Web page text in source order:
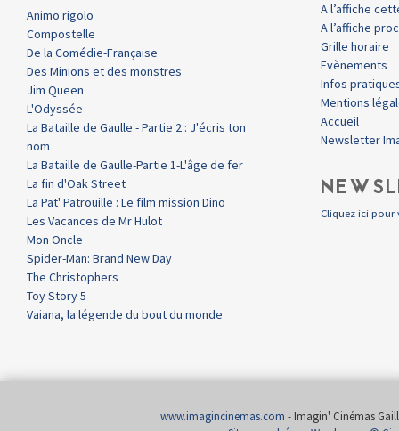
Animo rigolo
Compostelle
De la Comédie-Française
Des Minions et des monstres
Jim Queen
L'Odyssée
La Bataille de Gaulle - Partie 2 : J'écris ton
nom
La Bataille de Gaulle-Partie 1-L'âge de fer
La fin d'Oak Street
La Pat' Patrouille : Le film mission Dino
Les Vacances de Mr Hulot
Mon Oncle
Spider-Man: Brand New Day
The Christophers
Toy Story 5
Vaiana, la légende du bout du monde
A l’affiche
A l’affiche
Grille horaire
Evènements
Infos
Mentions
Accueil
Newsletter
Cliquez ici pour
www.imagincinemas.com - Imagin' Cinémas